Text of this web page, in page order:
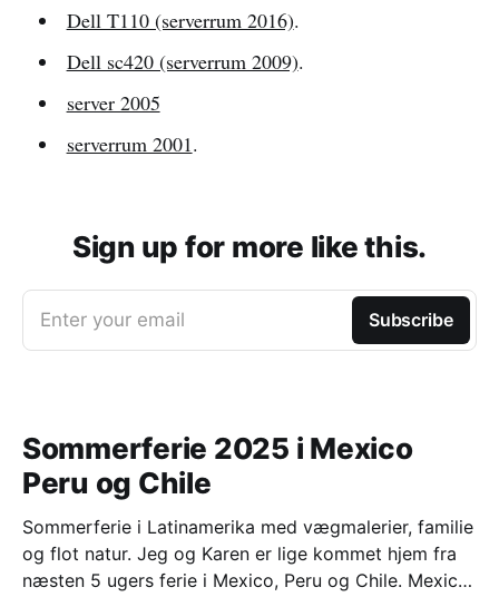
Dell T110 (serverrum 2016).
Dell sc420 (serverrum 2009).
server 2005
serverrum 2001.
Sign up for more like this.
Enter your email Subscribe
Sommerferie 2025 i Mexico
Peru og Chile
Sommerferie i Latinamerika med vægmalerier, familie
og flot natur. Jeg og Karen er lige kommet hjem fra
næsten 5 ugers ferie i Mexico, Peru og Chile. Mexico